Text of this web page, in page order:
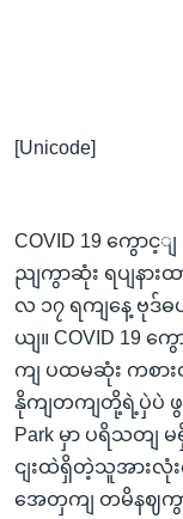
[Unicode]
COVID 19 ကွော
ညျကွာဆုံး ရပျနားထ
လ ၁၇ ရကျနေ့ ဗုဒ်ဓ
ယျ။ COVID 19 ကွေ
ကျ ပထမဆုံး ကစာ
နိုကျတကျတို့ရဲ့ပှဲပဲ ဖွ
Park မှာ ပရိသတျ
ငျးထဲရှိတဲ့သူအားလုံ
အေတှကျ တမိနဈကွာ